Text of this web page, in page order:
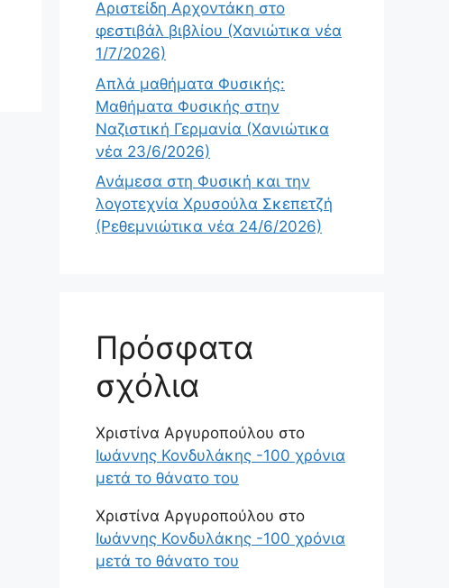
Αριστείδη Αρχοντάκη στο
φεστιβάλ βιβλίου (Χανιώτικα νέα
1/7/2026)
Απλά μαθήματα Φυσικής:
Μαθήματα Φυσικής στην
Ναζιστική Γερμανία (Χανιώτικα
νέα 23/6/2026)
Ανάμεσα στη Φυσική και την
λογοτεχνία Χρυσούλα Σκεπετζή
(Ρεθεμνιώτικα νέα 24/6/2026)
Πρόσφατα
σχόλια
Χριστίνα Αργυροπούλου στο
Ιωάννης Κονδυλάκης -100 χρόνια
μετά το θάνατο του
Χριστίνα Αργυροπούλου στο
Ιωάννης Κονδυλάκης -100 χρόνια
μετά το θάνατο του